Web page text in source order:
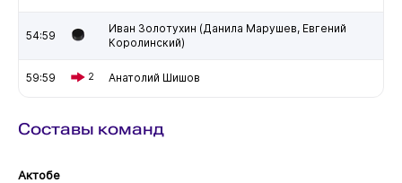
54:59
Иван Золотухин (Данила Марушев, Евгений
Королинский)
59:59 2 Анатолий Шишов
Составы команд
Актобе